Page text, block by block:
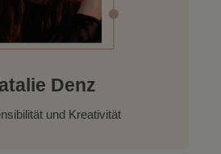
Denz
und Kreativität